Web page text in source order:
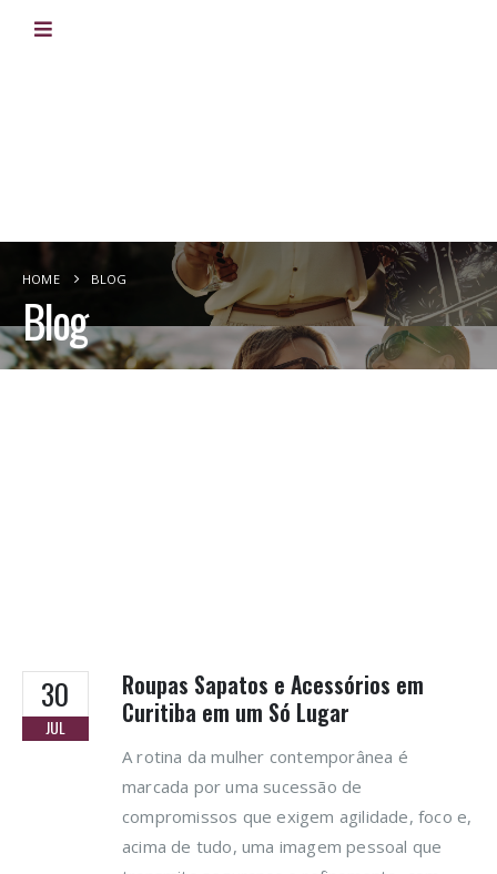
HOME BLOG
Blog
30
JUL
Roupas Sapatos e Acessórios em
Curitiba em um Só Lugar
A rotina da mulher contemporânea é
marcada por uma sucessão de
compromissos que exigem agilidade, foco e,
acima de tudo, uma imagem pessoal que